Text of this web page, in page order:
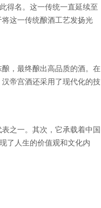
得名。这一传统一直延续至
这一传统酿酒工艺发扬光
，最终酿出高品质的酒。在
帝宫酒还采用了现代化的技
之一。其次，它承载着中国
了人生的价值观和文化内